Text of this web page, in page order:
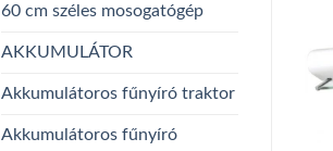
60 cm széles mosogatógép
AKKUMULÁTOR
Akkumulátoros fűnyíró traktor
Akkumulátoros fűnyíró